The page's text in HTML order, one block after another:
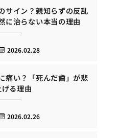
サイン？親知らずの反乱
に治らない本当の理由
2026.02.28
痛い？「死んだ歯」が悲
る理由
2026.02.26